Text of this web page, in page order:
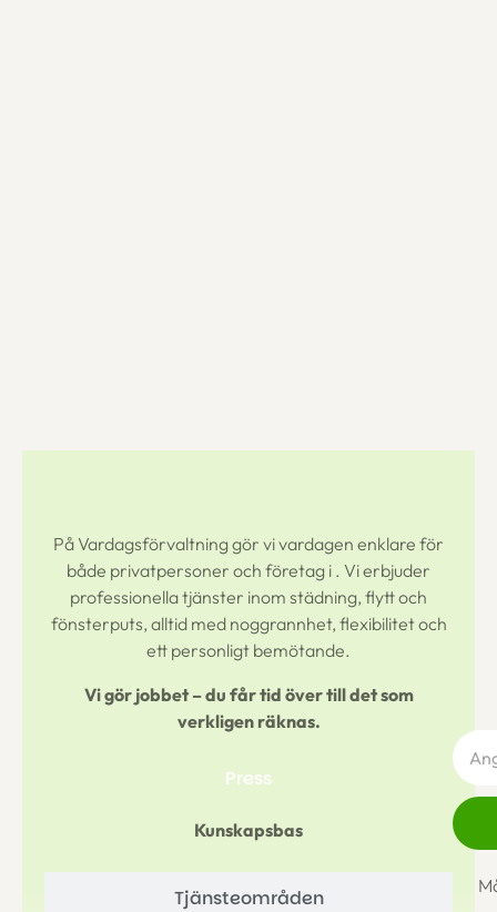
På Vardagsförvaltning gör vi vardagen enklare för
både privatpersoner och företag i . Vi erbjuder
professionella tjänster inom städning, flytt och
fönsterputs, alltid med noggrannhet, flexibilitet och
ett personligt bemötande.
Vi gör jobbet – du får tid över till det som
verkligen räknas.
Press
Tjänsteområden
Kunskapsbas